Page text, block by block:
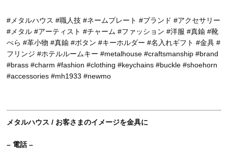
#メタルハウス #職人技 #ネームプレート #ブランド #アクセサリー
#メタル #アーティスト #チャーム #ファッション #洋服 #真鍮 #靴
べら #革小物 #真鍮 #ボタン #キーホルダー #名入れギフト #金具 #
フリンジ #ホテルルームキー #metalhouse #craftsmanship #brand
#brass #charm #fashion #clothing #keychains #buckle #shoehorn
#accessories #mh1933 #newmo
メタルハウス / お客さまのイメージを金具に
– 電話 –